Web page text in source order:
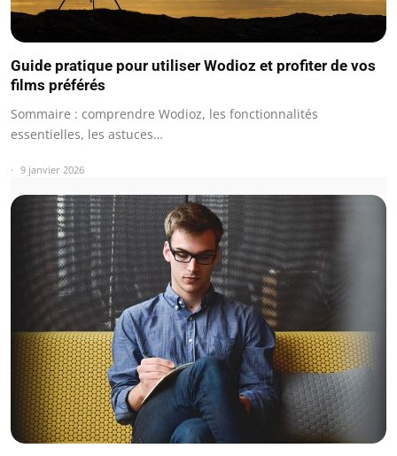
Guide pratique pour utiliser Wodioz et profiter de vos
films préférés
Sommaire : comprendre Wodioz, les fonctionnalités
essentielles, les astuces…
9 janvier 2026